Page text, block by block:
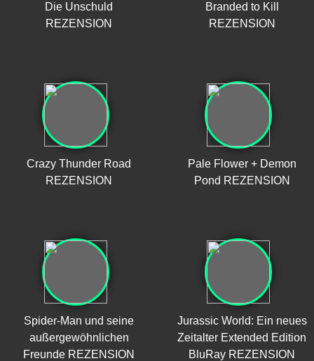
Die Unschuld
REZENSION
Branded to Kill
REZENSION
Crazy Thunder Road
REZENSION
Pale Flower + Demon
Pond REZENSION
Spider-Man und seine
außergewöhnlichen
Freunde REZENSION
Jurassic World: Ein neues
Zeitalter Extended Edition
BluRay REZENSION